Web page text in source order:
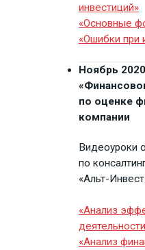
инвестиций»
«Основные
«Ошибки при
Ноябрь
по оценке
компании
Видеоуроки
по
«Альт-
«Анализ
«Анализ